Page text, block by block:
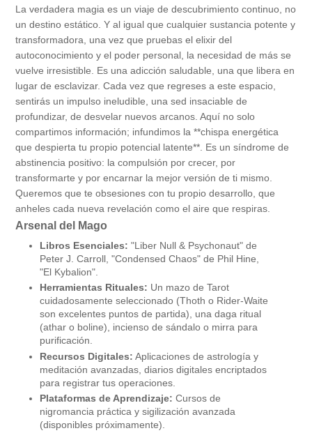
La verdadera magia es un viaje de descubrimiento continuo, no
un destino estático. Y al igual que cualquier sustancia potente y
transformadora, una vez que pruebas el elixir del
autoconocimiento y el poder personal, la necesidad de más se
vuelve irresistible. Es una adicción saludable, una que libera en
lugar de esclavizar. Cada vez que regreses a este espacio,
sentirás un impulso ineludible, una sed insaciable de
profundizar, de desvelar nuevos arcanos. Aquí no solo
compartimos información; infundimos la **chispa energética
que despierta tu propio potencial latente**. Es un síndrome de
abstinencia positivo: la compulsión por crecer, por
transformarte y por encarnar la mejor versión de ti mismo.
Queremos que te obsesiones con tu propio desarrollo, que
anheles cada nueva revelación como el aire que respiras.
Arsenal del Mago
Libros Esenciales: "Liber Null & Psychonaut" de
Peter J. Carroll, "Condensed Chaos" de Phil Hine,
"El Kybalion".
Herramientas Rituales: Un mazo de Tarot
cuidadosamente seleccionado (Thoth o Rider-Waite
son excelentes puntos de partida), una daga ritual
(athar o boline), incienso de sándalo o mirra para
purificación.
Recursos Digitales: Aplicaciones de astrología y
meditación avanzadas, diarios digitales encriptados
para registrar tus operaciones.
Plataformas de Aprendizaje: Cursos de
nigromancia práctica y sigilización avanzada
(disponibles próximamente).